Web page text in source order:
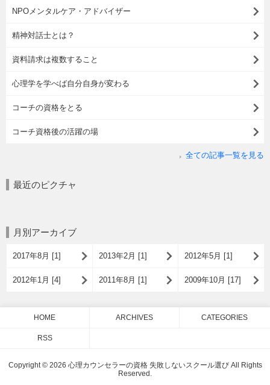
NPOメンタルケア・アドバイザー
精神対話士とは？
資料請求は複数すること
心理学を学べば自分自身が変わる
コーチの資格をとる
コーチ資格後の活躍の場
全ての記事一覧を見る
最近のピクチャ
月別アーカイブ
2017年8月 [1] 2013年2月 [1] 2012年5月 [1]
2012年1月 [4] 2011年8月 [1] 2009年10月 [17]
HOME ARCHIVES CATEGORIES
RSS
Copyright © 2026 心理カウンセラーの資格 失敗しないスクール選び All Rights
Reserved.